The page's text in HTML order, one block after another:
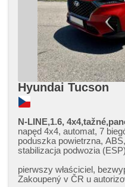
Hyundai Tucson
N-LINE,1.6,
napęd 4x4, automat, 7
poduszka powietrzna,
stabilizacja podwozia
podczas zjazdu, asistent
ukazatel rychlostního
pierwszy właściciel,​
Zakoupený v ČR u